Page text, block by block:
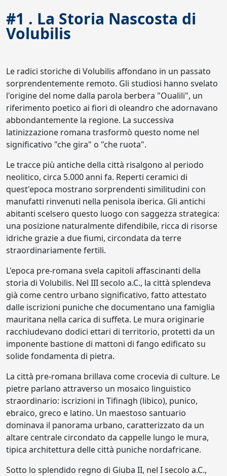
#1 . La Storia Nascosta di
Volubilis
Le radici storiche di Volubilis affondano in un passato
sorprendentemente remoto. Gli studiosi hanno svelato
l'origine del nome dalla parola berbera "Oualili", un
riferimento poetico ai fiori di oleandro che adornavano
abbondantemente la regione. La successiva
latinizzazione romana trasformò questo nome nel
significativo "che gira" o "che ruota".
Le tracce più antiche della città risalgono al periodo
neolitico, circa 5.000 anni fa. Reperti ceramici di
quest'epoca mostrano sorprendenti similitudini con
manufatti rinvenuti nella penisola iberica. Gli antichi
abitanti scelsero questo luogo con saggezza strategica:
una posizione naturalmente difendibile, ricca di risorse
idriche grazie a due fiumi, circondata da terre
straordinariamente fertili.
L'epoca pre-romana svela capitoli affascinanti della
storia di Volubilis. Nel III secolo a.C., la città splendeva
già come centro urbano significativo, fatto attestato
dalle iscrizioni puniche che documentano una famiglia
mauritana nella carica di suffeta. Le mura originarie
racchiudevano dodici ettari di territorio, protetti da un
imponente bastione di mattoni di fango edificato su
solide fondamenta di pietra.
La città pre-romana brillava come crocevia di culture. Le
pietre parlano attraverso un mosaico linguistico
straordinario: iscrizioni in Tifinagh (libico), punico,
ebraico, greco e latino. Un maestoso santuario
dominava il panorama urbano, caratterizzato da un
altare centrale circondato da cappelle lungo le mura,
tipica architettura delle città puniche nordafricane.
Sotto lo splendido regno di Giuba II, nel I secolo a.C.,